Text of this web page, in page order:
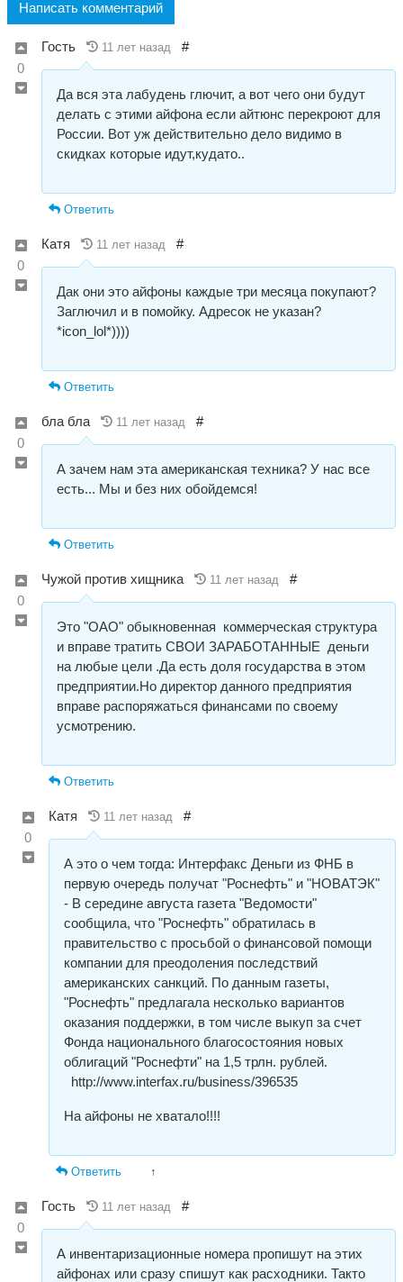
Написать комментарий
0
Гость 11 лет назад #
Да вся эта лабудень глючит, а вот чего они будут
делать с этими айфона если айтюнс перекроют для
России. Вот уж действительно дело видимо в
скидках которые идут,кудато..
Ответить
0
Катя 11 лет назад #
Дак они это айфоны каждые три месяца покупают?
Заглючил и в помойку. Адресок не указан?
*icon_lol*))))
Ответить
0
бла бла 11 лет назад #
А зачем нам эта американская техника? У нас все
есть... Мы и без них обойдемся!
Ответить
0
Чужой против хищника 11 лет назад #
Это "ОАО" обыкновенная коммерческая структура
и вправе тратить СВОИ ЗАРАБОТАННЫЕ деньги
на любые цели .Да есть доля государства в этом
предприятии.Но директор данного предприятия
вправе распоряжаться финансами по своему
усмотрению.
Ответить
0
Катя 11 лет назад #
А это о чем тогда: Интерфакс Деньги из ФНБ в
первую очередь получат "Роснефть" и "НОВАТЭК"
- В середине августа газета "Ведомости"
сообщила, что "Роснефть" обратилась в
правительство с просьбой о финансовой помощи
компании для преодоления последствий
американских санкций. По данным газеты,
"Роснефть" предлагала несколько вариантов
оказания поддержки, в том числе выкуп за счет
Фонда национального благосостояния новых
облигаций "Роснефти" на 1,5 трлн. рублей.
http://www.interfax.ru/business/396535
На айфоны не хватало!!!!
Ответить ↑
0
Гость 11 лет назад #
А инвентаризационные номера пропишут на этих
айфонах или сразу спишут как расходники. Такто